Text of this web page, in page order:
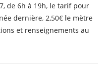
de 6h à 19h, le tarif pour
dernière, 2,50€ le mètre
et renseignements au